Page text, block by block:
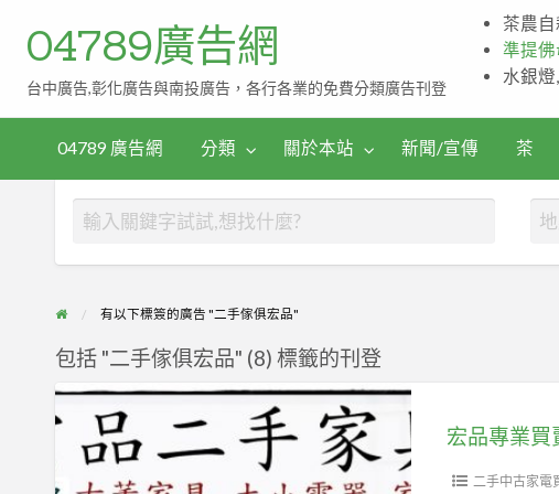
伴
手
禮
04789廣告網
台中廣告,彰化廣告與南投廣告，各行各業的免費分類廣告刊登
茶農自
準提佛
水銀
04789 廣告網 分類 關於本站 新聞/宣傳 茶
有以下標簽的廣告 "二手傢俱宏品"
包括 "二手傢俱宏品" (8) 標籤的刊登
宏
品
業
二手中古家電